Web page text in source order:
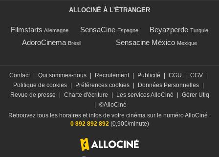
ALLOCINÉ À L'ÉTRANGER
Filmstarts Allemagne SensaCine Espagne Beyazperde Turquie
AdoroCinema Brésil Sensacine México Mexique
Contact | Qui sommes-nous | Recrutement | Publicité | CGU | CGV |
Politique de cookies | Préférences cookies | Données Personnelles |
Revue de presse
| Charte d'écriture | Les services AlloCiné | Gérer Utiq
| ©AlloCiné
Retrouvez tous les horaires et infos de votre cinéma sur le numéro AlloCiné :
0 892 892 892 (0,90€/minute)